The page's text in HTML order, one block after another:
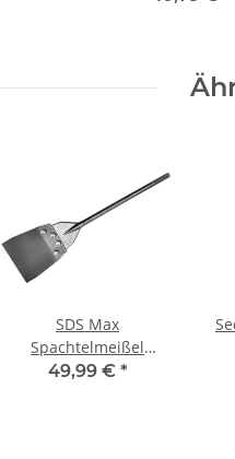
SDS Max
Spachtelmeißel
150x600 mm für
49,99 € *